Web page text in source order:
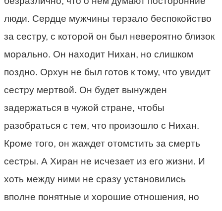
люди. Сердце мужчины терзало беспокойство
за сестру, с которой он был невероятно близок
морально. Он находит Нихан, но слишком
поздно. Орхун не был готов к тому, что увидит
сестру мертвой. Он будет вынужден
задержаться в чужой стране, чтобы
разобраться с тем, что произошло с Нихан.
Кроме того, он жаждет отомстить за смерть
сестры. А Хиран не исчезает из его жизни. И
хоть между ними не сразу установились
вполне понятные и хорошие отношения, но